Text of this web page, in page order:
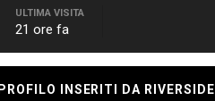
ULTIMA VISITA
21 ore fa
INSERITI DA RIVERSIDE